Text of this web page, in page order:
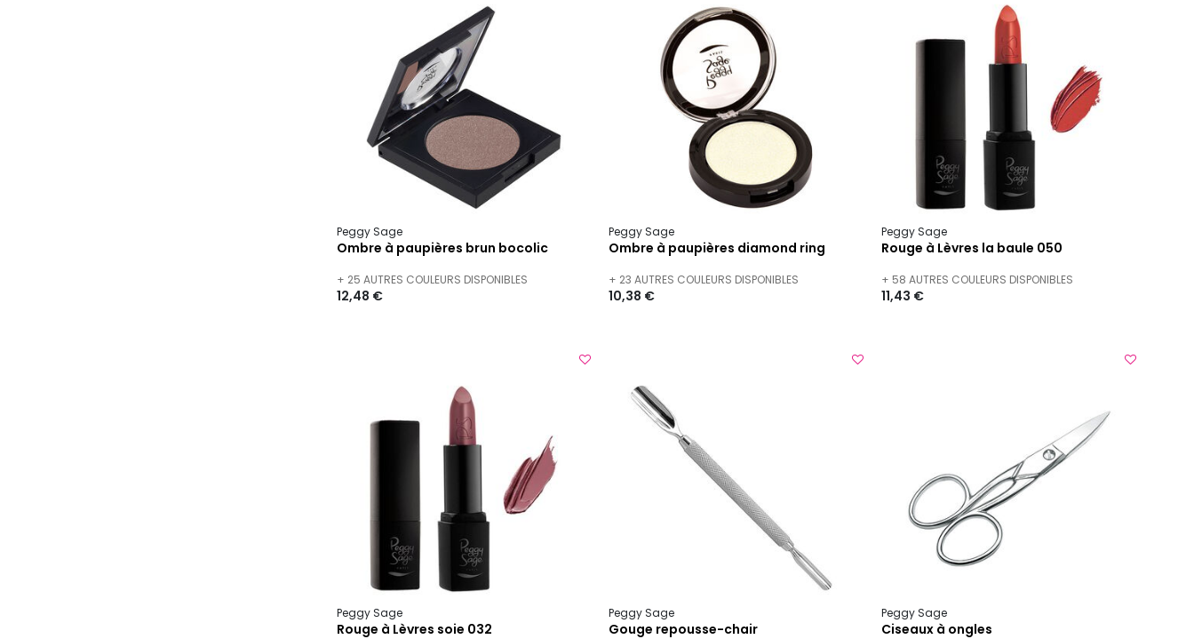
Peggy Sage
Ombre à paupières brun bocolic
+ 25 AUTRES COULEURS DISPONIBLES
12,48 €
Peggy Sage
Ombre à paupières diamond ring
+ 23 AUTRES COULEURS DISPONIBLES
10,38 €
Peggy Sage
Rouge à Lèvres la baule 050
+ 58 AUTRES COULEURS DISPONIBLES
11,43 €
Peggy Sage
Rouge à Lèvres soie 032
Peggy Sage
Gouge repousse-chair
Peggy Sage
Ciseaux à ongles